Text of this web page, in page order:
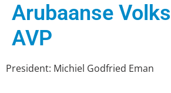
Arubaanse
AVP
President: Michiel Godfried Eman